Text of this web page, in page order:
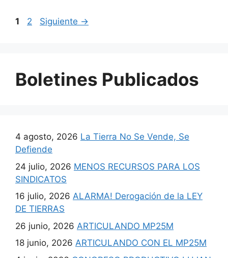
1 2 Siguiente →
Boletines Publicados
4 agosto, 2026 La Tierra No Se Vende, Se
Defiende
24 julio, 2026 MENOS RECURSOS PARA LOS
SINDICATOS
16 julio, 2026 ALARMA! Derogación de la LEY
DE TIERRAS
26 junio, 2026 ARTICULANDO MP25M
18 junio, 2026 ARTICULANDO CON EL MP25M